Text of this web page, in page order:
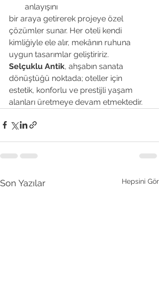
anlayışını
bir araya getirerek projeye özel
çözümler sunar. Her oteli kendi
kimliğiyle ele alır, mekânın ruhuna
uygun tasarımlar geliştiririz.
Selçuklu Antik, ahşabın sanata
dönüştüğü noktada; oteller için
estetik, konforlu ve prestijli yaşam
alanları üretmeye devam etmektedir.
Son Yazılar Hepsini Gör